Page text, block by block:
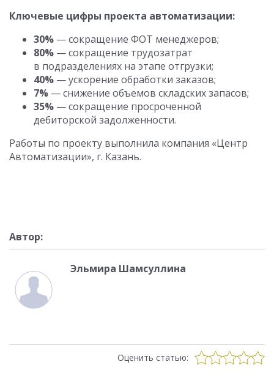
Ключевые цифры проекта автоматизации:
30% — сокращение ФОТ менеджеров;
80% — сокращение трудозатрат
в подразделениях на этапе отгрузки;
40% — ускорение обработки заказов;
7% — снижение объемов складских запасов;
35% — сокращение просроченной
дебиторской задолженности.
Работы по проекту выполнила компания «Центр
Автоматизации», г. Казань.
Автор:
Эльмира Шамсуллина
Оценить статью: